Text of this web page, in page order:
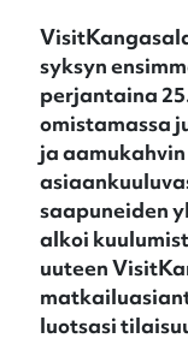
syksyn
perjantaina
omistamassa
ja
saapuneiden
alkoi
uuteen
luotsasi